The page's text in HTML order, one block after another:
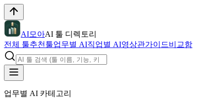
AI모아AI 툴 디렉토리
전체 툴추천툴업무별 AI직업별 AI영상관가이드비교함
업무별 AI 카테고리